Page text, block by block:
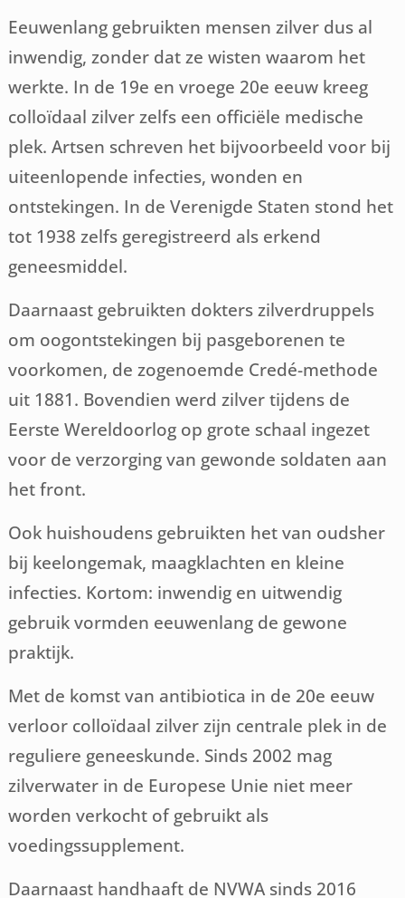
Eeuwenlang gebruikten mensen zilver dus al
inwendig, zonder dat ze wisten waarom het
werkte. In de 19e en vroege 20e eeuw kreeg
colloïdaal zilver zelfs een officiële medische
plek.Artsen schreven het bijvoorbeeld voor bij
uiteenlopende infecties, wonden en
ontstekingen. In de Verenigde Staten stond het
tot 1938 zelfs geregistreerd als erkend
geneesmiddel.
Daarnaast gebruikten dokters zilverdruppels
om oogontstekingen bij pasgeborenen te
voorkomen, de zogenoemde Credé-methode
uit 1881. Bovendien werd zilver tijdens de
Eerste Wereldoorlog op grote schaal ingezet
voor de verzorging van gewonde soldaten aan
het front.
Ook huishoudens gebruikten het van oudsher
bij keelongemak, maagklachten en kleine
infecties. Kortom: inwendig en uitwendig
gebruik vormden eeuwenlang de gewone
praktijk.
Met de komst van antibiotica in de 20e eeuw
verloor colloïdaal zilver zijn centrale plek in de
reguliere geneeskunde. Sinds 2002 mag
zilverwater in de Europese Unie niet meer
worden verkocht of gebruikt als
voedingssupplement.
Daarnaast handhaaft de NVWA sinds 2016